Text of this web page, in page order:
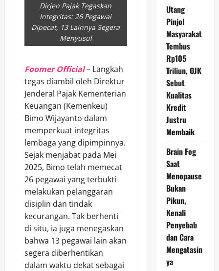
Dirjen Pajak Tegaskan
Integritas: 26 Pegawai
Dipecat, 13 Lainnya Segera
Menyusul
Foomer Official– Langkah
tegas diambil oleh Direktur
Jenderal Pajak Kementerian
Keuangan (Kemenkeu)
Bimo Wijayanto dalam
memperkuat integritas
lembaga yang dipimpinnya.
Sejak menjabat pada Mei
2025, Bimo telah memecat
26 pegawai yang terbukti
melakukan pelanggaran
disiplin dan tindak
kecurangan. Tak berhenti
di situ, ia juga menegaskan
bahwa 13 pegawai lain akan
segera diberhentikan
dalam waktu dekat sebagai
Utang
Pinjol
Masyarakat
Tembus
Rp105
Triliun, OJK
Sebut
Kualitas
Kredit
Justru
Membaik
Brain Fog
Saat
Menopause
Bukan
Pikun,
Kenali
Penyebab
dan Cara
Mengatasin
ya